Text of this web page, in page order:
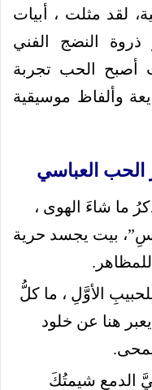
لقد مثلت ، أبيات
النضج الفني
أصبح الحب تجربة
وألفاظ موسيقية
الحب العباسي
ما شاءَ الهوى ،
بيت يجسد حرية
الأوَّلِ ، ما كلُّ
هنا عن خلود
يمحى.
الدمعِ شيمتُكَ